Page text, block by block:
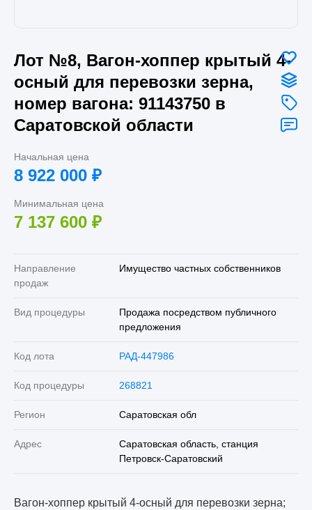
Лот №8, Вагон-хоппер крытый 4-
осный для перевозки зерна,
номер вагона: 91143750 в
Саратовской области
Начальная цена
8 922 000 ₽
Минимальная цена
7 137 600 ₽
Направление
продаж
Имущество частных собственников
Вид процедуры
Продажа посредством публичного
предложения
Код лота РАД-447986
Код процедуры 268821
Регион Саратовская обл
Адрес
Саратовская область, станция
Петровск-Саратовский
Вагон-хоппер крытый 4-осный для перевозки зерна;